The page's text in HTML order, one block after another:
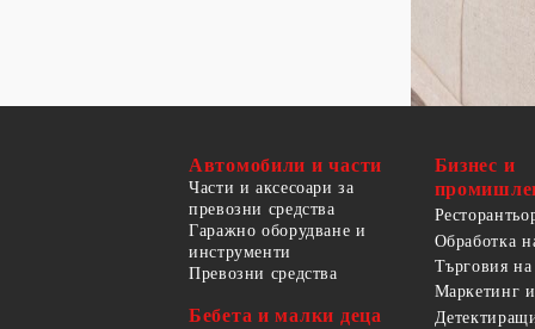
Автомобили и части
Части и аксесоари за
превозни средства
Гаражно оборудване и
инструменти
Превозни средства
Бебета и малки деца
Бизнес и
Обработка
Търговия
Маркетинг